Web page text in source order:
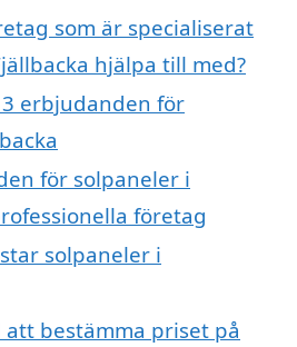
som är specialiserat
hjälpa till med?
erbjudanden för
för solpaneler i
företag
solpaneler i
bestämma priset på